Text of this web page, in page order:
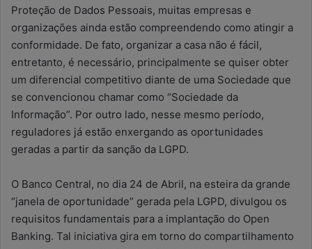
Proteção de Dados Pessoais, muitas empresas e
organizações ainda estão compreendendo como atingir a
conformidade. De fato, organizar a casa não é fácil,
entretanto, é necessário, principalmente se quiser obter
um diferencial competitivo diante de uma Sociedade que
se convencionou chamar como “Sociedade da
Informação”. Por outro lado, nesse mesmo período,
reguladores já estão enxergando as oportunidades
geradas a partir da sanção da LGPD.
O Banco Central, no dia 24 de Abril, na esteira da grande
“janela de oportunidade” gerada pela LGPD, divulgou os
requisitos fundamentais para a implantação do Open
Banking. Tal iniciativa gira em torno do compartilhamento